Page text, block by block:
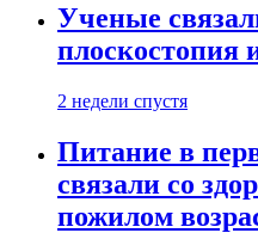
Ученые
плоскостопия
2 недели спустя
Питание в
связали со
пожилом